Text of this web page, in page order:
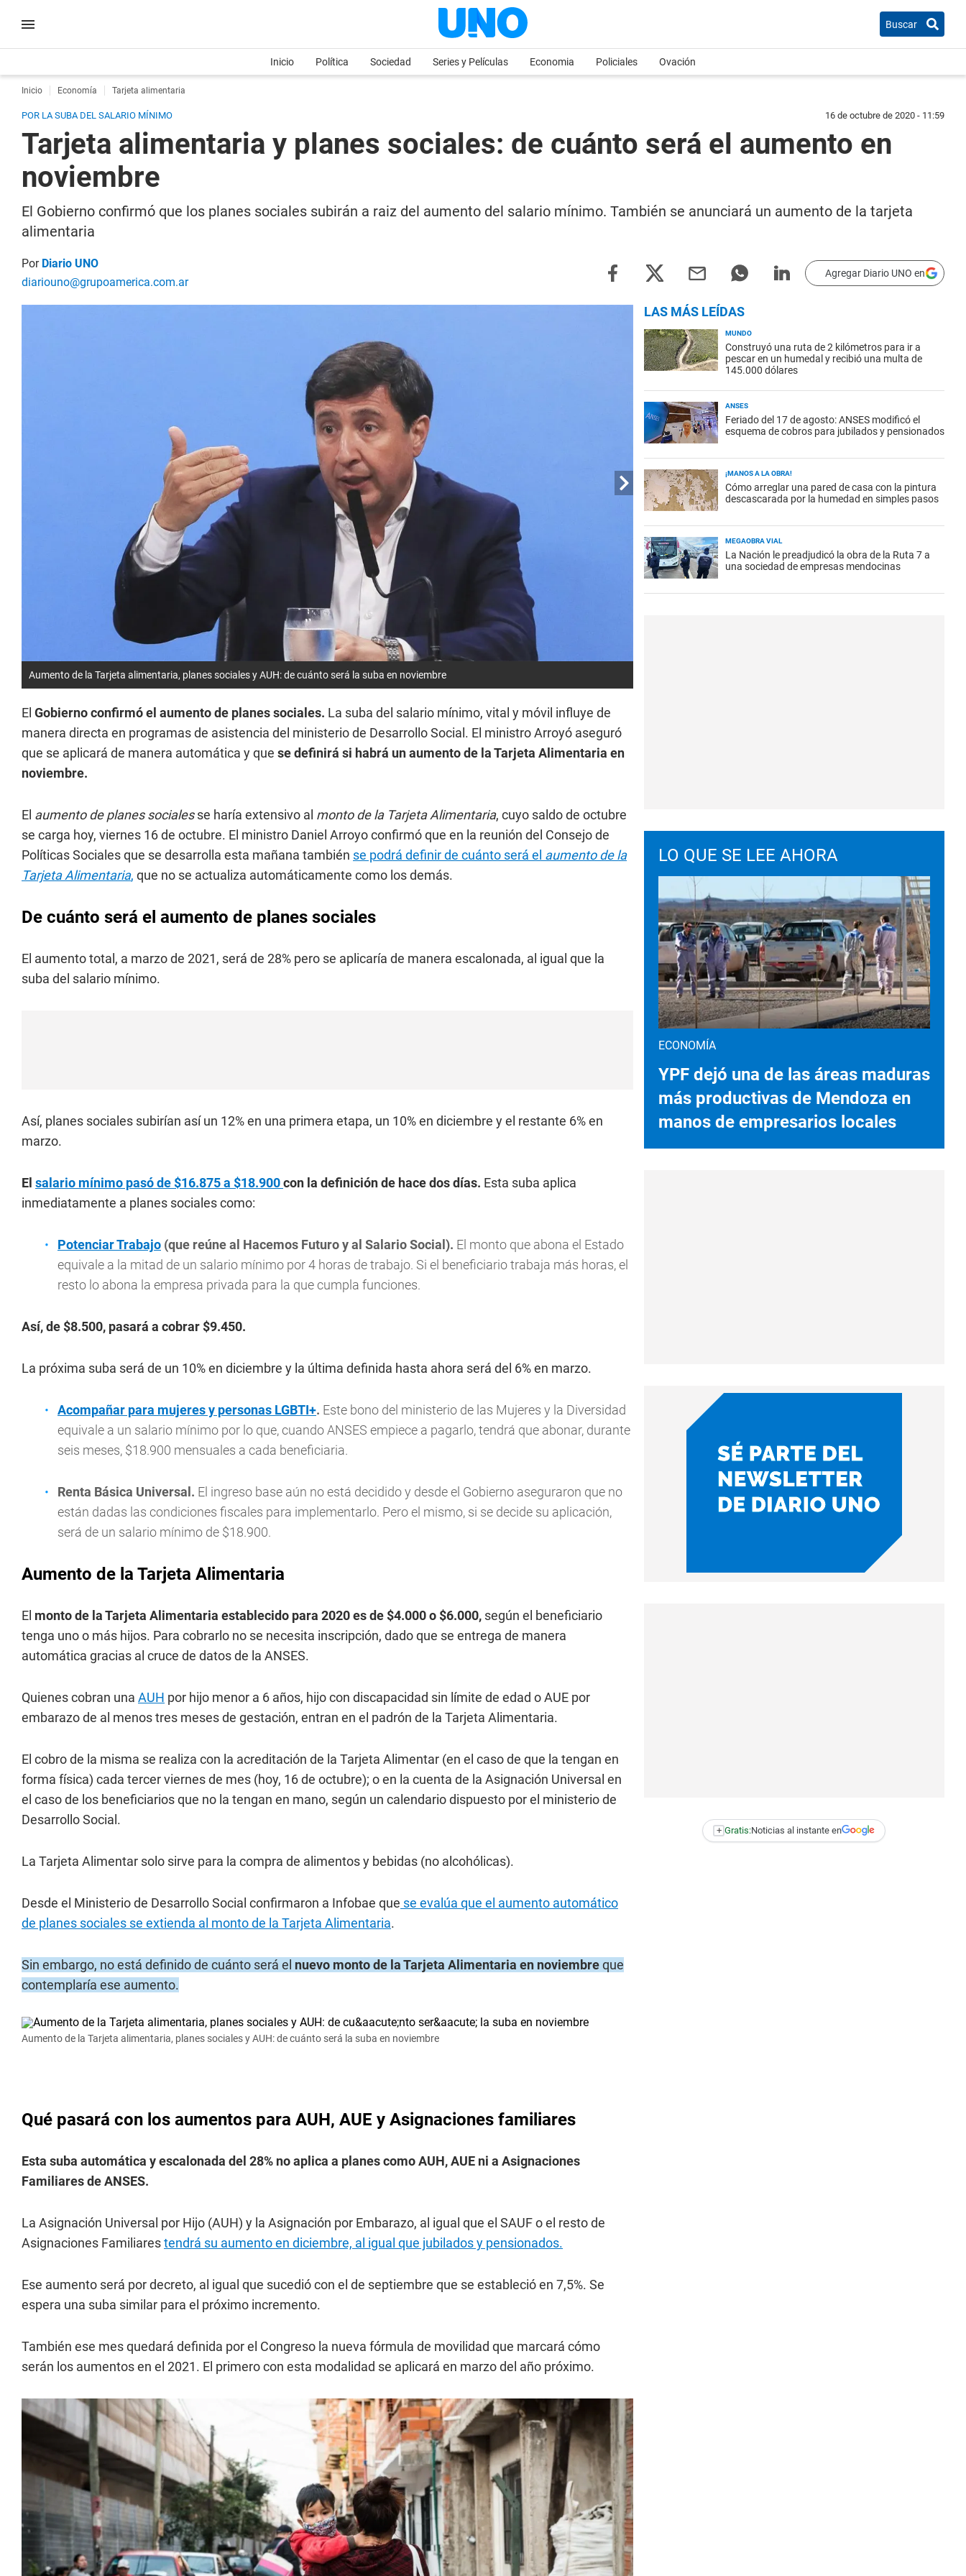
Buscar
Inicio Política Sociedad Series y Películas Economia Policiales Ovación
Inicio Economía Tarjeta alimentaria
POR LA SUBA DEL SALARIO MÍNIMO 16 de octubre de 2020 - 11:59
Tarjeta alimentaria y planes sociales: de cuánto será el aumento en
noviembre
El Gobierno confirmó que los planes sociales subirán a raiz del aumento del salario mínimo. También se anunciará un aumento de la tarjeta
alimentaria
Por Diario UNO
diariouno@grupoamerica.com.ar
Agregar Diario UNO en
Aumento de la Tarjeta alimentaria, planes sociales y AUH: de cuánto será la suba en noviembre
El Gobierno confirmó el aumento de planes sociales. La suba del salario mínimo, vital y móvil influye de
manera directa en programas de asistencia del ministerio de Desarrollo Social. El ministro Arroyó aseguró
que se aplicará de manera automática y que se definirá si habrá un aumento de la Tarjeta Alimentaria en
noviembre.
El aumento de planes socialesse haría extensivo al monto de la Tarjeta Alimentaria, cuyo saldo de octubre
se carga hoy, viernes 16 de octubre. El ministro Daniel Arroyo confirmó que en la reunión del Consejo de
Políticas Sociales que se desarrolla esta mañana también se podrá definir de cuánto será el aumento de la
Tarjeta Alimentaria, que no se actualiza automáticamente como los demás.
De cuánto será el aumento de planes sociales
El aumento total, a marzo de 2021, será de 28% pero se aplicaría de manera escalonada, al igual que la
suba del salario mínimo.
Así, planes sociales subirían así un 12% en una primera etapa, un 10% en diciembre y el restante 6% en
marzo.
El salario mínimo pasó de $16.875 a $18.900con la definición de hace dos días. Esta suba aplica
inmediatamente a planes sociales como:
Potenciar Trabajo (que reúne al Hacemos Futuro y al Salario Social). El monto que abona el Estado
equivale a la mitad de un salario mínimo por 4 horas de trabajo. Si el beneficiario trabaja más horas, el
resto lo abona la empresa privada para la que cumpla funciones.
Así, de $8.500, pasará a cobrar $9.450.
La próxima suba será de un 10% en diciembre y la última definida hasta ahora será del 6% en marzo.
Acompañar para mujeres y personas LGBTI+. Este bono del ministerio de las Mujeres y la Diversidad
equivale a un salario mínimo por lo que, cuando ANSES empiece a pagarlo, tendrá que abonar, durante
seis meses, $18.900 mensuales a cada beneficiaria.
Renta Básica Universal. El ingreso base aún no está decidido y desde el Gobierno aseguraron que no
están dadas las condiciones fiscales para implementarlo. Pero el mismo, si se decide su aplicación,
será de un salario mínimo de $18.900.
Aumento de la Tarjeta Alimentaria
El monto de la Tarjeta Alimentaria establecido para 2020 es de $4.000 o $6.000, según el beneficiario
tenga uno o más hijos. Para cobrarlo no se necesita inscripción, dado que se entrega de manera
automática gracias al cruce de datos de la ANSES.
Quienes cobran una AUH por hijo menor a 6 años, hijo con discapacidad sin límite de edad o AUE por
embarazo de al menos tres meses de gestación, entran en el padrón de la Tarjeta Alimentaria.
El cobro de la misma se realiza con la acreditación de la Tarjeta Alimentar (en el caso de que la tengan en
forma física) cada tercer viernes de mes (hoy, 16 de octubre); o en la cuenta de la Asignación Universal en
el caso de los beneficiarios que no la tengan en mano, según un calendario dispuesto por el ministerio de
Desarrollo Social.
La Tarjeta Alimentar solo sirve para la compra de alimentos y bebidas (no alcohólicas).
Desde el Ministerio de Desarrollo Social confirmaron a Infobae que se evalúa que el aumento automático
de planes sociales se extienda al monto de la Tarjeta Alimentaria.
Sin embargo, no está definido de cuánto será el nuevo monto de la Tarjeta Alimentaria en noviembreque
contemplaría ese aumento.
Aumento de la Tarjeta alimentaria, planes sociales y AUH: de cuánto será la suba en noviembre
Qué pasará con los aumentos para AUH, AUE y Asignaciones familiares
Esta suba automática y escalonada del 28% no aplica a planes como AUH, AUE ni a Asignaciones
Familiares de ANSES.
La Asignación Universal por Hijo (AUH) y la Asignación por Embarazo, al igual que el SAUF o el resto de
Asignaciones Familiarestendrá su aumento en diciembre, al igual que jubilados y pensionados.
Ese aumento será por decreto, al igual que sucedió con el de septiembre que se estableció en 7,5%. Se
espera una suba similar para el próximo incremento.
También ese mes quedará definida por el Congreso la nueva fórmula de movilidad que marcará cómo
serán los aumentos en el 2021. El primero con esta modalidad se aplicará en marzo del año próximo.
LAS MÁS LEÍDAS
MUNDO
Construyó una ruta de 2 kilómetros para ir a
pescar en un humedal y recibió una multa de
145.000 dólares
ANSES
Feriado del 17 de agosto: ANSES modificó el
esquema de cobros para jubilados y pensionados
¡MANOS A LA OBRA!
Cómo arreglar una pared de casa con la pintura
descascarada por la humedad en simples pasos
MEGAOBRA VIAL
La Nación le preadjudicó la obra de la Ruta 7 a
una sociedad de empresas mendocinas
LO QUE SE LEE AHORA
ECONOMÍA
YPF dejó una de las áreas maduras
más productivas de Mendoza en
manos de empresarios locales
+ Gratis:Noticias al instante en